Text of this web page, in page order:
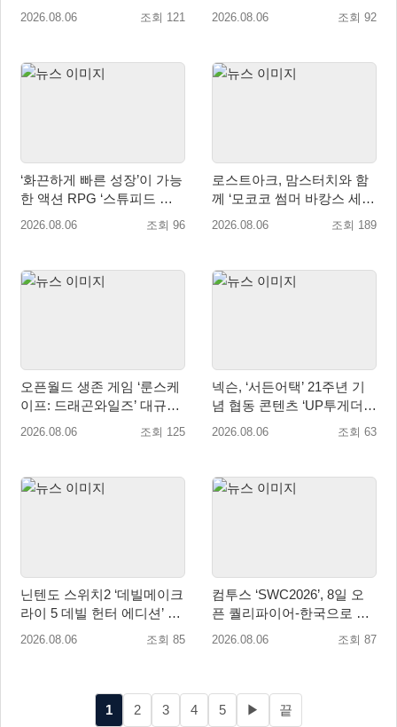
eShop 출시
2026.08.06 조회 121 2026.08.06 조회 92
‘화끈하게 빠른 성장’이 가능
한 액션 RPG ‘스튜피드 네
버 다이즈’ 패키지판 예약판
2026.08.06 조회 96
로스트아크, 맘스터치와 함
께 ‘모코코 썸머 바캉스 세
트’ 출시
2026.08.06 조회 189
오픈월드 생존 게임 ‘룬스케
이프: 드래곤와일즈’ 대규모
유저 편의성 개선 및 사이드
2026.08.06 조회 125
넥슨, ‘서든어택’ 21주년 기
념 협동 콘텐츠 ‘UP투게더’
업데이트
2026.08.06 조회 63
닌텐도 스위치2 ‘데빌메이크
라이 5 데빌 헌터 에디션’ 패
키지 제품 8월 7일 예약판매
2026.08.06 조회 85
컴투스 ‘SWC2026’, 8일 오
픈 퀄리파이어-한국으로 시
즌 개막!
2026.08.06 조회 87
1 2 3 4 5 ▶ 끝